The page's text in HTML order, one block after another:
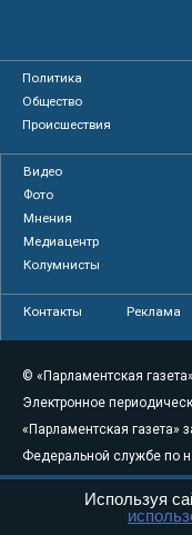
Политика
Общество
Происшествия
Видео
Фото
Мнения
Медиацентр
Колумнисты
Контакты Реклама
© «Парламентская
Электронное
«Парламентская газета»
Федеральной службе по
связи, информационных
массовых коммуникаций
Используя